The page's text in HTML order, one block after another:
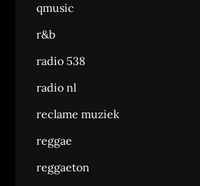
qmusic
r&b
radio 538
radio nl
reclame muziek
reggae
reggaeton